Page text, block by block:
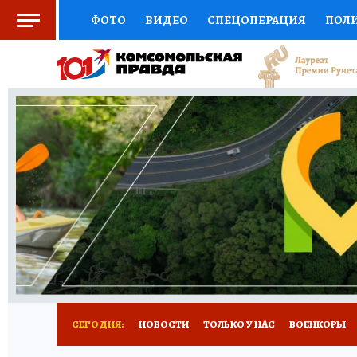
ФОТО ВИДЕО СПЕЦОПЕРАЦИЯ
СОЦПОДДЕРЖКА НАУКА СПОРТ
ВЫБОР ЭКСПЕРТОВ ДОКТОР
КНИЖНАЯ ПОЛКА ПРОГНОЗЫ НА СПОРТ
ПРЕСС-ЦЕНТР НЕДВИЖИМОСТЬ
РАДИО КП РЕКЛАМА ТЕСТЫ НОВОЕ
СЕГОДНЯ: НОВОСТИ ТОЛЬКО У НАС ВОЕНКОРЫ